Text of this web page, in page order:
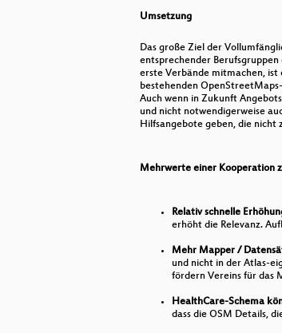
Der schnelle Weg in
How far, how much,
Verwendung von
Trinkwasser und
Irische ᚑᚌᚆᚐᚋ Steine
Persistente
Ad hoc QGIS-Plugin
OSS im
Umsetzung
Das große Ziel der
entsprechender
erste Verbände mitmachen,
bestehenden
Auch wenn in Zukunft
und nicht notwendigerweise
Hilfsangebote geben, die nicht
Mehrwerte einer Kooperation
Relativ schnelle
erhöht die Relevanz.
Mehr Mapper /
und nicht in der Atlas-
fördern Vereins für das
HealthCare-Schema
dass die OSM Details,